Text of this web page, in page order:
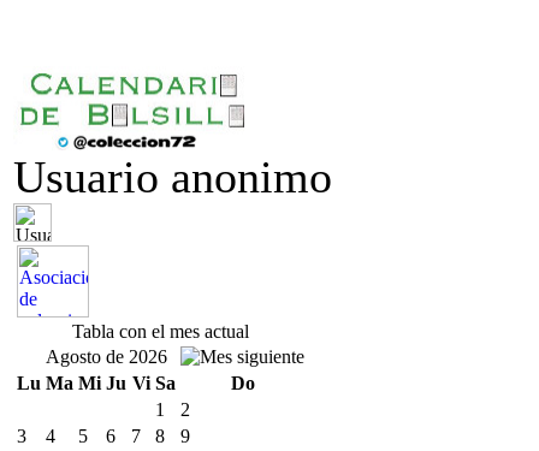
Usuario anonimo
Tabla con el mes actual
Agosto de 2026
Lu Ma Mi Ju Vi Sa
Do
1
2
3
4 5 6 7 8
9